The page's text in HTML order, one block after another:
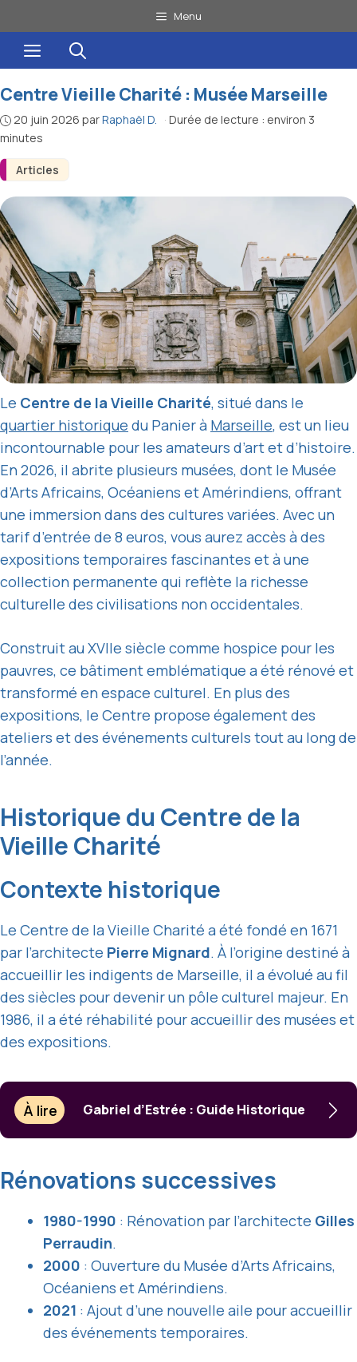
au
contenu
Menu
Menu
Articles
Centre Vieille Charité : Musée Marseille
20 juin 2026 parRaphaël D. · Durée de lecture : environ 3
minutes
Le Centre de la Vieille Charité, situé dans le
quartier historique du Panier à Marseille, est un lieu
incontournable pour les amateurs d’art et d’histoire.
En 2026, il abrite plusieurs musées, dont le Musée
d’Arts Africains, Océaniens et Amérindiens, offrant
une immersion dans des cultures variées. Avec un
tarif d’entrée de 8 euros, vous aurez accès à des
expositions temporaires fascinantes et à une
collection permanente qui reflète la richesse
culturelle des civilisations non occidentales.
Construit au XVIIe siècle comme hospice pour les
pauvres, ce bâtiment emblématique a été rénové et
transformé en espace culturel. En plus des
expositions, le Centre propose également des
ateliers et des événements culturels tout au long de
l’année.
Historique du Centre de la
Vieille Charité
Contexte historique
Le Centre de la Vieille Charité a été fondé en 1671
par l’architecte Pierre Mignard. À l’origine destiné à
accueillir les indigents de Marseille, il a évolué au fil
des siècles pour devenir un pôle culturel majeur. En
1986, il a été réhabilité pour accueillir des musées et
des expositions.
À lire Gabriel d’Estrée : Guide Historique
Rénovations successives
1980-1990 : Rénovation par l’architecte Gilles
Perraudin.
2000 : Ouverture du Musée d’Arts Africains,
Océaniens et Amérindiens.
2021 : Ajout d’une nouvelle aile pour accueillir
des événements temporaires.